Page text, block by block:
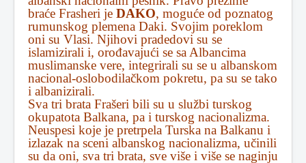
braće Frasheri je DAKO, moguće od poznatog
rumunskog plemena Daki. Svojim poreklom
oni su Vlasi. Njihovi pradedovi su se
islamizirali i, orođavajući se sa Albancima
muslimanske vere, integrirali su se u albanskom
nacional-oslobodilačkom pokretu, pa su se tako
i albanizirali.
Sva tri brata Frašeri bili su u službi turskog
okupatota Balkana, pa i turskog nacionalizma.
Neuspesi koje je pretrpela Turska na Balkanu i
izlazak na sceni albanskog nacionalizma, učinili
su da oni, sva tri brata, sve više i više se naginju